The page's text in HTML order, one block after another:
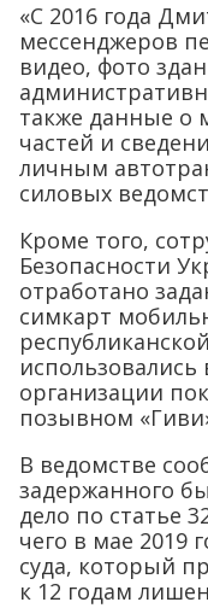
«С 2016 года
мессенджеров
видео, фото
также данные о
частей и
личным
силовых
Кроме того,
Безопасности
отработано
симкарт
организации
позывном
В ведомстве
задержанного
дело по статье
чего в мае 2019
суда, который
к 12 годам